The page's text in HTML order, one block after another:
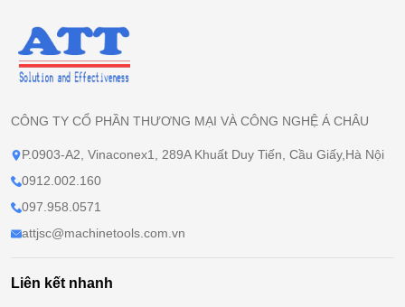
CÔNG TY CỔ PHẦN THƯƠNG MẠI VÀ CÔNG NGHỆ Á CHÂU
P.0903-A2, Vinaconex1, 289A Khuất Duy Tiến, Cầu Giấy,Hà Nội
0912.002.160
097.958.0571
attjsc@machinetools.com.vn
Liên kết nhanh